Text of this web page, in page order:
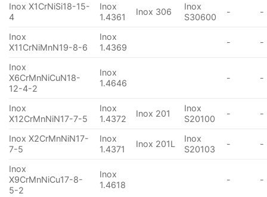
Inox X1CrNiSi18-15-
4
Inox
1.4361
Inox 306
Inox
S30600
- -
Inox
X11CrNiMnN19-8-6
Inox
1.4369
- -
Inox
X6CrMnNiCuN18-
12-4-2
Inox
1.4646
- -
Inox
X12CrMnNiN17-7-5
Inox
1.4372
Inox 201
Inox
S20100
- -
Inox X2CrMnNiN17-
7-5
Inox
1.4371
Inox 201L
Inox
S20103
- -
Inox
X9CrMnNiCu17-8-
5-2
Inox
1.4618
- -